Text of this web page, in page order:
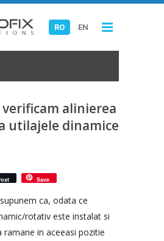
RO EN
verificam alinierea
utilajele dinamice
Save
ca, odata ce
rotativ este instalat si
ramane in aceeasi pozitie